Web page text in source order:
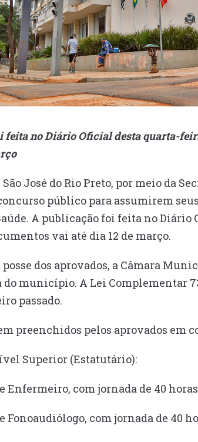
no Diário Oficial desta quarta-
José do Rio Preto, por meio da
público para assumirem
A publicação foi feita no Diário
vai até dia 12 de março.
dos aprovados, a Câmara
município. A Lei Complementar
passado.
preenchidos pelos aprovados em
Superior (Estatutário):
Enfermeiro, com jornada de 40
Fonoaudiólogo, com jornada de 40